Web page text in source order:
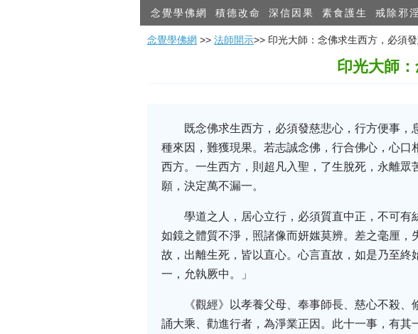
念覺學佛網 積德改命 深信因果 素食護生 戒除邪
念覺學佛網 >> 法師開示>> 印光大師：念佛求生西方，必須
印光大師
既念佛求生西方，必須發慈悲心，行方便事
種來因，難獲現果。若志誠念佛，行合佛心，心
西方。一生西方，則超凡入聖，了生脫死，永離
願，決定萬不漏一。
學道之人，居心立行，必須質直中正，不可有
如鏡之體質不淨，照諸像而妍媸莫辨。差之毫厘
故，出離生死，皆以直心。心言直故，如是乃至
一，允執厥中。」
《觀經》以孝養父母、奉事師長、慈心不殺
誦大乘、勸進行者，為淨業正因。此十一事，有其